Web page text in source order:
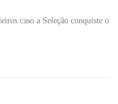
caso a Seleção conquiste o